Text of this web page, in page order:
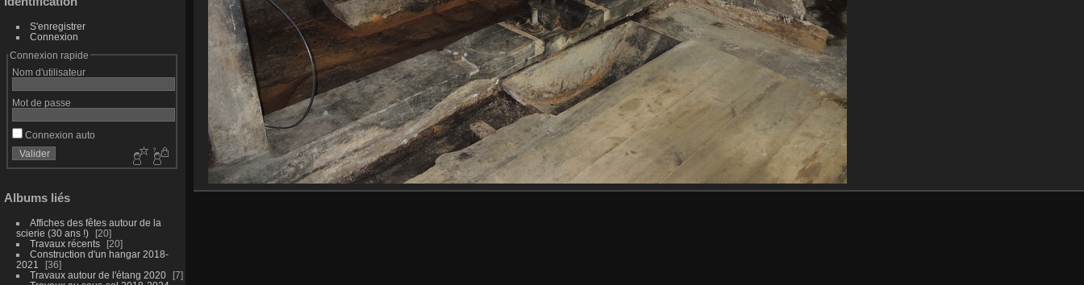
S'enregistrer
Connexion
Connexion rapide
Nom d'utilisateur
Mot de passe
Connexion auto
Albums liés
Affiches des fêtes autour de la
scierie (30 ans !)
20
Travaux récents
20
Construction d'un hangar 2018-
2021
36
Travaux autour de l'étang 2020
7